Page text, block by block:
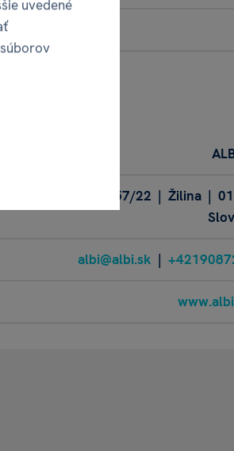
Oravská ulica 8557/22 | Žilina |
albi@albi.sk |
uvedené